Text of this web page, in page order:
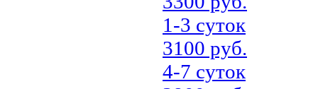
1-3 суток
3100 руб.
4-7 суток